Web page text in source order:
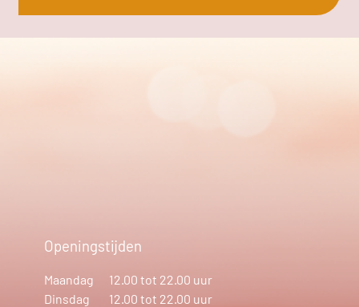
Openingstijden
Maandag
12.00 tot 22.00 uur
Dinsdag
12.00 tot 22.00 uur